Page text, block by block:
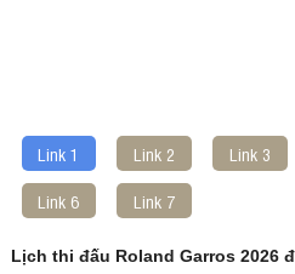
Link 1 Link 2 Link 3
Link 6 Link 7
Lịch thi đấu Roland Garros 2026